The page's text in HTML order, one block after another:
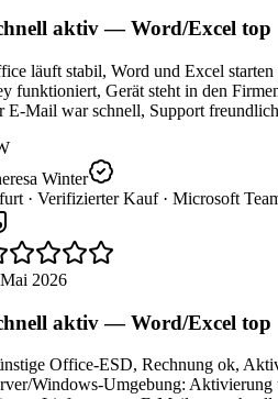
aktiv — Word/Excel top
läuft stabil, Word und Excel starten
funktioniert, Gerät steht in den
E-Mail war schnell, Support freundlich.
Winter
· Verifizierter Kauf · Microsoft
2026
aktiv — Word/Excel top
Office-ESD, Rechnung ok,
Windows-Umgebung: Aktivierung